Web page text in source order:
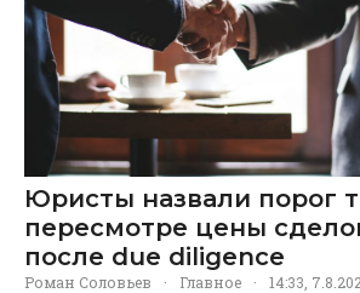
Юристы назвали порог
пересмотре цены
после due diligence
Роман Соловьев · Главное · 14:33,